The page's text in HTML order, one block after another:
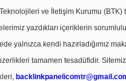
ve İletişim Kurumu
yazdıkları içeriklerin
yalnızca kendi hazırladığımız
tamamen tesadüfidir.